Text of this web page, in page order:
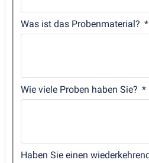
Was ist das Probenmaterial?
Wie viele Proben haben Sie?
Haben Sie einen